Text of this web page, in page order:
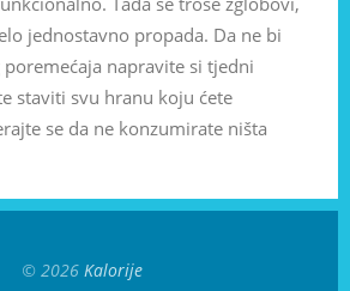
jednostavno propada. Da ne bi
napravite si tjedni
staviti svu hranu koju ćete
se da ne konzumirate ništa
© 2026 Kalorije